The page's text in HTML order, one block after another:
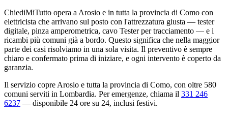
ChiediMiTutto opera a Arosio e in tutta la provincia di Como con
elettricista che arrivano sul posto con l'attrezzatura giusta — tester
digitale, pinza amperometrica, cavo Tester per tracciamento — e i
ricambi più comuni già a bordo. Questo significa che nella maggior
parte dei casi risolviamo in una sola visita. Il preventivo è sempre
chiaro e confermato prima di iniziare, e ogni intervento è coperto da
garanzia.
Il servizio copre Arosio e tutta la provincia di Como, con oltre 580
comuni serviti in Lombardia. Per emergenze, chiama il 331 246
6237 — disponibile 24 ore su 24, inclusi festivi.